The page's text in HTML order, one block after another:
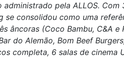
pela ALLOS.
consolidou como uma
(Coco Bambu, C&A e
do Alemão, Bom Beef
completa, 6 salas de cinema